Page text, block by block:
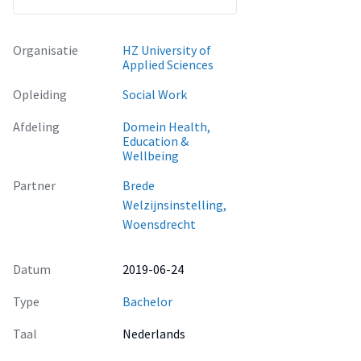
Organisatie
HZ University of
Applied Sciences
Opleiding
Social Work
Afdeling
Domein Health,
Education &
Wellbeing
Partner
Brede
Welzijnsinstelling,
Woensdrecht
Datum
2019-06-24
Type
Bachelor
Taal
Nederlands